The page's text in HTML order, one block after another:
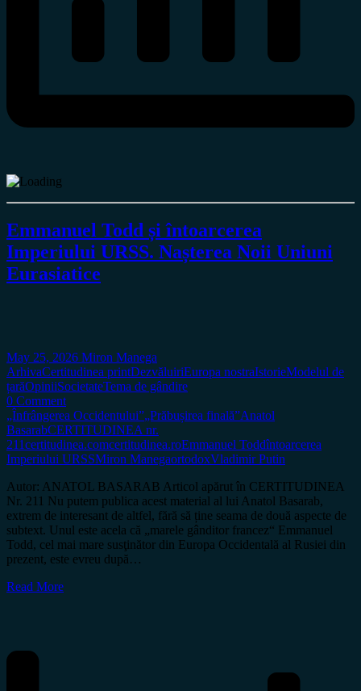
Emmanuel Todd și întoarcerea
Imperiului URSS. Nașterea Noii Uniuni
Eurasiatice
May 25, 2026 Miron Manega
ArhivaCertitudinea printDezvăluiriEuropa nostraIstorieModelul de
țarăOpiniiSocietateTema de gândire
0 Comment
„Înfrângerea Occidentului”„Prăbușirea finală”Anatol
BasarabCERTITUDINEA nr.
211certitudinea.comcertitudinea.roEmmanuel Toddîntoarcerea
Imperiului URSSMiron ManegaortodoxVladimir Putin
Autor: ANATOL BASARAB Articol apărut în CERTITUDINEA
Nr. 211 Nu putem publica acest material al lui Anatol Basarab,
extrem de interesant de altfel, fără să ține seama de două aspecte de
subtext. Unul este acela că „marele gânditor francez“ Emmanuel
Todd, cel mai mare susţinător din Europa Occidentală al Rusiei din
prezent, este evreu după…
Read More